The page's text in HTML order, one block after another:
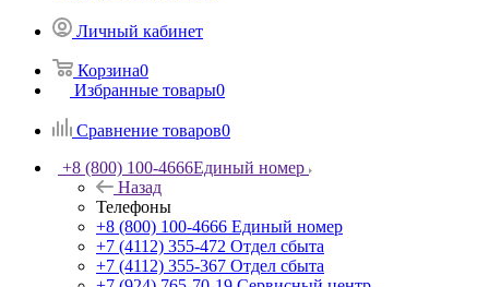
Личный кабинет
Корзина0
Избранные товары0
Сравнение товаров0
+8 (800) 100-4666Единый номер
Назад
Телефоны
+8 (800) 100-4666 Единый номер
+7 (4112) 355-472 Отдел сбыта
+7 (4112) 355-367 Отдел сбыта